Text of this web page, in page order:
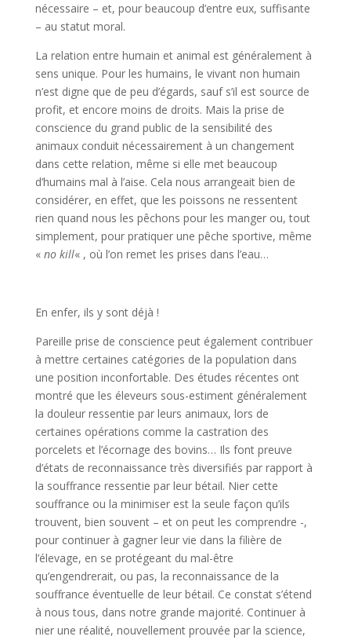
nécessaire – et, pour beaucoup d’entre eux, suffisante
– au statut moral.
La relation entre humain et animal est généralement à
sens unique. Pour les humains, le vivant non humain
n’est digne que de peu d’égards, sauf s’il est source de
profit, et encore moins de droits. Mais la prise de
conscience du grand public de la sensibilité des
animaux conduit nécessairement à un changement
dans cette relation, même si elle met beaucoup
d’humains mal à l’aise. Cela nous arrangeait bien de
considérer, en effet, que les poissons ne ressentent
rien quand nous les pêchons pour les manger ou, tout
simplement, pour pratiquer une pêche sportive, même
« no kill« , où l’on remet les prises dans l’eau…
En enfer, ils y sont déjà !
Pareille prise de conscience peut également contribuer
à mettre certaines catégories de la population dans
une position inconfortable. Des études récentes ont
montré que les éleveurs sous-estiment généralement
la douleur ressentie par leurs animaux, lors de
certaines opérations comme la castration des
porcelets et l’écornage des bovins… Ils font preuve
d’états de reconnaissance très diversifiés par rapport à
la souffrance ressentie par leur bétail. Nier cette
souffrance ou la minimiser est la seule façon qu’ils
trouvent, bien souvent – et on peut les comprendre -,
pour continuer à gagner leur vie dans la filière de
l’élevage, en se protégeant du mal-être
qu’engendrerait, ou pas, la reconnaissance de la
souffrance éventuelle de leur bétail. Ce constat s’étend
à nous tous, dans notre grande majorité. Continuer à
nier une réalité, nouvellement prouvée par la science,